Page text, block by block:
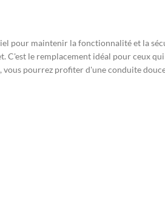
pour maintenir la fonctionnalité et la
le remplacement idéal pour ceux
pourrez profiter d'une conduite